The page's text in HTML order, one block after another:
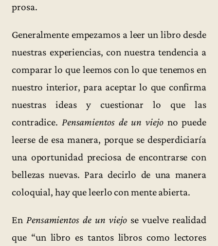
prosa.
Generalmente empezamos a leer un libro desde
nuestras experiencias, con nuestra tendencia a
comparar lo que leemos con lo que tenemos en
nuestro interior, para aceptar lo que confirma
nuestras ideas y cuestionar lo que las
contradice. Pensamientos de un viejono puede
leerse de esa manera, porque se desperdiciaría
una oportunidad preciosa de encontrarse con
bellezas nuevas. Para decirlo de una manera
coloquial, hay que leerlo con mente abierta.
EnPensamientos de un viejose vuelve realidad
que “un libro es tantos libros como lectores